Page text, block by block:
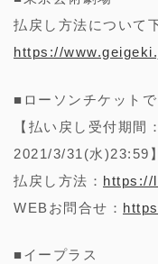
払戻し方法について
https://
■ローソンチケット
【払い戻し受付期
2021/3/31(水)23:59】
払戻し方法： https://
WEBお問合せ：
■イープラス